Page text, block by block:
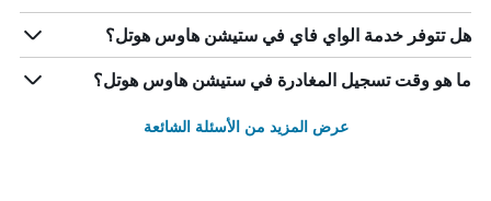
هل تتوفر خدمة الواي فاي في ستيشن هاوس هوتل؟
ما هو وقت تسجيل المغادرة في ستيشن هاوس هوتل؟
عرض المزيد من الأسئلة الشائعة